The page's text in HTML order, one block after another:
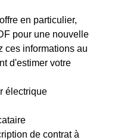
en particulier,
pour une nouvelle
ces informations au
d'estimer votre
électrique
de contrat à